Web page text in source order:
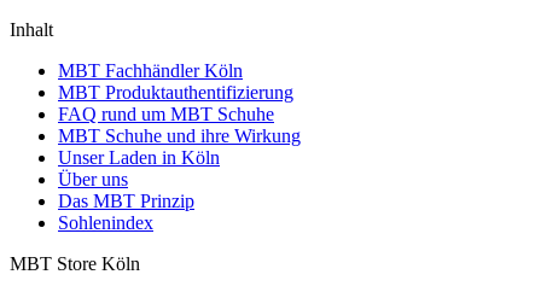
Inhalt
MBT Fachhändler Köln
MBT Produktauthentifizierung
FAQ rund um MBT Schuhe
MBT Schuhe und ihre Wirkung
Unser Laden in Köln
Über uns
Das MBT Prinzip
Sohlenindex
MBT Store Köln